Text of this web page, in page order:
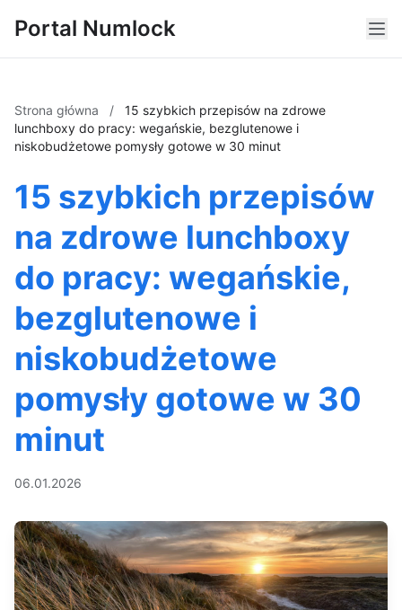
Portal Numlock
Strona główna /
15 szybkich przepisów na zdrowe
lunchboxy do pracy: wegańskie, bezglutenowe i
niskobudżetowe pomysły gotowe w 30 minut
15 szybkich przepisów
na zdrowe lunchboxy
do pracy: wegańskie,
bezglutenowe i
niskobudżetowe
pomysły gotowe w 30
minut
06.01.2026